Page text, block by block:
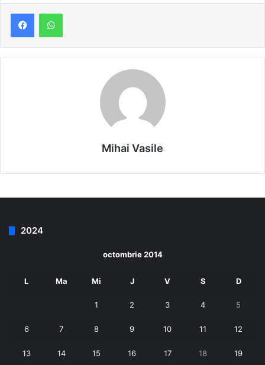
Mihai Vasile
2024
octombrie 2014
L Ma Mi J V S D
1 2 3 4 5
6 7 8 9 10 11 12
13 14 15 16 17 18 19